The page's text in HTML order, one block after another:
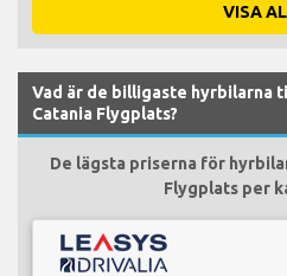
VISA
Vad är de billigaste hyrbilarna
Catania Flygplats?
De lägsta priserna för
Flygplats per